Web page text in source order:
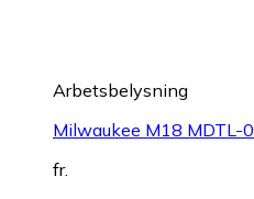
Arbetsbelysning
Milwaukee M18 MDTL-0
fr.